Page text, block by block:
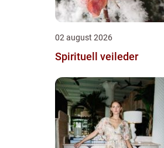
02 august 2026
Spirituell veileder